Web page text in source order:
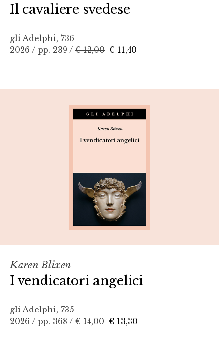
Il cavaliere svedese
gli Adelphi, 736
2026 / pp. 239 / € 12,00 € 11,40
Karen Blixen
I vendicatori angelici
gli Adelphi, 735
2026 / pp. 368 / € 14,00 € 13,30